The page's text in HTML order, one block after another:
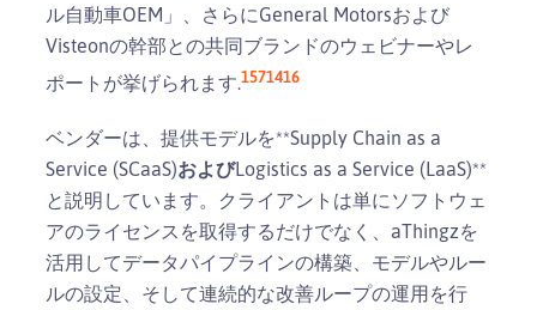
ル自動車OEM」、さらにGeneral Motorsおよび
Visteonの幹部との共同ブランドのウェビナーやレ
ポートが挙げられます.1571416
ベンダーは、提供モデルを**Supply Chain as a
Service (SCaaS)およびLogistics as a Service (LaaS)**
と説明しています。クライアントは単にソフトウェ
アのライセンスを取得するだけでなく、aThingzを
活用してデータパイプラインの構築、モデルやルー
ルの設定、そして連続的な改善ループの運用を行